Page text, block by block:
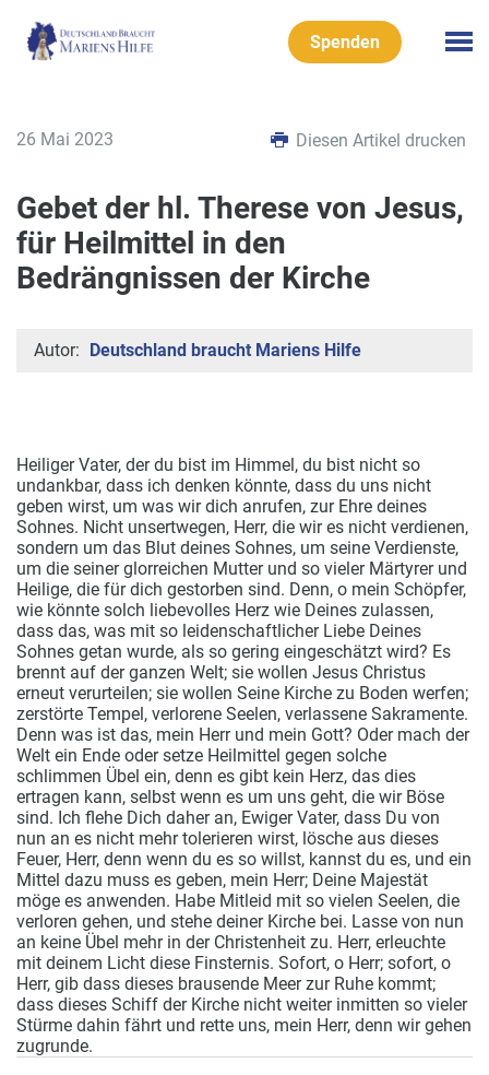
Spenden
26 Mai 2023 Diesen Artikel drucken
Gebet der hl. Therese von Jesus,
für Heilmittel in den
Bedrängnissen der Kirche
Autor: Deutschland braucht Mariens Hilfe
Heiliger Vater, der du bist im Himmel, du bist nicht so
undankbar, dass ich denken könnte, dass du uns nicht
geben wirst, um was wir dich anrufen, zur Ehre deines
Sohnes. Nicht unsertwegen, Herr, die wir es nicht verdienen,
sondern um das Blut deines Sohnes, um seine Verdienste,
um die seiner glorreichen Mutter und so vieler Märtyrer und
Heilige, die für dich gestorben sind. Denn, o mein Schöpfer,
wie könnte solch liebevolles Herz wie Deines zulassen,
dass das, was mit so leidenschaftlicher Liebe Deines
Sohnes getan wurde, als so gering eingeschätzt wird? Es
brennt auf der ganzen Welt; sie wollen Jesus Christus
erneut verurteilen; sie wollen Seine Kirche zu Boden werfen;
zerstörte Tempel, verlorene Seelen, verlassene Sakramente.
Denn was ist das, mein Herr und mein Gott? Oder mach der
Welt ein Ende oder setze Heilmittel gegen solche
schlimmen Übel ein, denn es gibt kein Herz, das dies
ertragen kann, selbst wenn es um uns geht, die wir Böse
sind. Ich flehe Dich daher an, Ewiger Vater, dass Du von
nun an es nicht mehr tolerieren wirst, lösche aus dieses
Feuer, Herr, denn wenn du es so willst, kannst du es, und ein
Mittel dazu muss es geben, mein Herr; Deine Majestät
möge es anwenden. Habe Mitleid mit so vielen Seelen, die
verloren gehen, und stehe deiner Kirche bei. Lasse von nun
an keine Übel mehr in der Christenheit zu. Herr, erleuchte
mit deinem Licht diese Finsternis. Sofort, o Herr; sofort, o
Herr, gib dass dieses brausende Meer zur Ruhe kommt;
dass dieses Schiff der Kirche nicht weiter inmitten so vieler
Stürme dahin fährt und rette uns, mein Herr, denn wir gehen
zugrunde.